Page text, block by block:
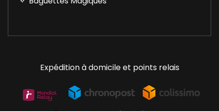
Expédition à domicile et points relais